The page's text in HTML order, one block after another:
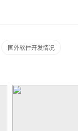
国外软件开发情况